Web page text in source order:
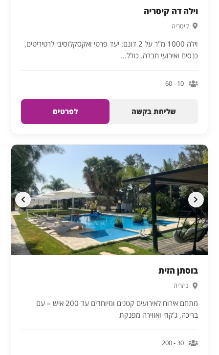
וילה דה קיסריה
קיסריה
וילה 1000 מ"ר על 2 דונם: יעד פרטי ואקסקלוסיבי לרטיריטים,
כנסים ואירועי חברה. כולל...
10 - 60
שליחת בקשה לפרטים
בוסתן הזית
נהריה
מתחם אירוח לאירועים קטנים ומיוחדים עד 200 איש – עם
בריכה, ג'קוזי ואווירה מפנקת
30 - 200